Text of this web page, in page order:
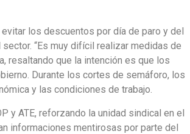
los descuentos por día de paro y del
“Es muy difícil realizar medidas de
resaltando que la intención es que los
Durante los cortes de semáforo, los
y las condiciones de trabajo.
y ATE, reforzando la unidad sindical en el
informaciones mentirosas por parte del